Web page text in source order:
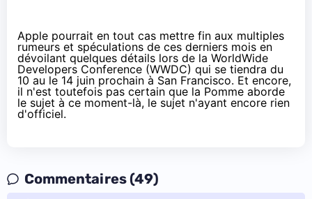
Apple pourrait en tout cas mettre fin aux multiples
rumeurs et spéculations de ces derniers mois en
dévoilant quelques détails lors de la WorldWide
Developers Conference (WWDC) qui se tiendra du
10 au le 14 juin prochain à San Francisco. Et encore,
il n'est toutefois pas certain que la Pomme aborde
le sujet à ce moment-là, le sujet n'ayant encore rien
d'officiel.
Commentaires (49)